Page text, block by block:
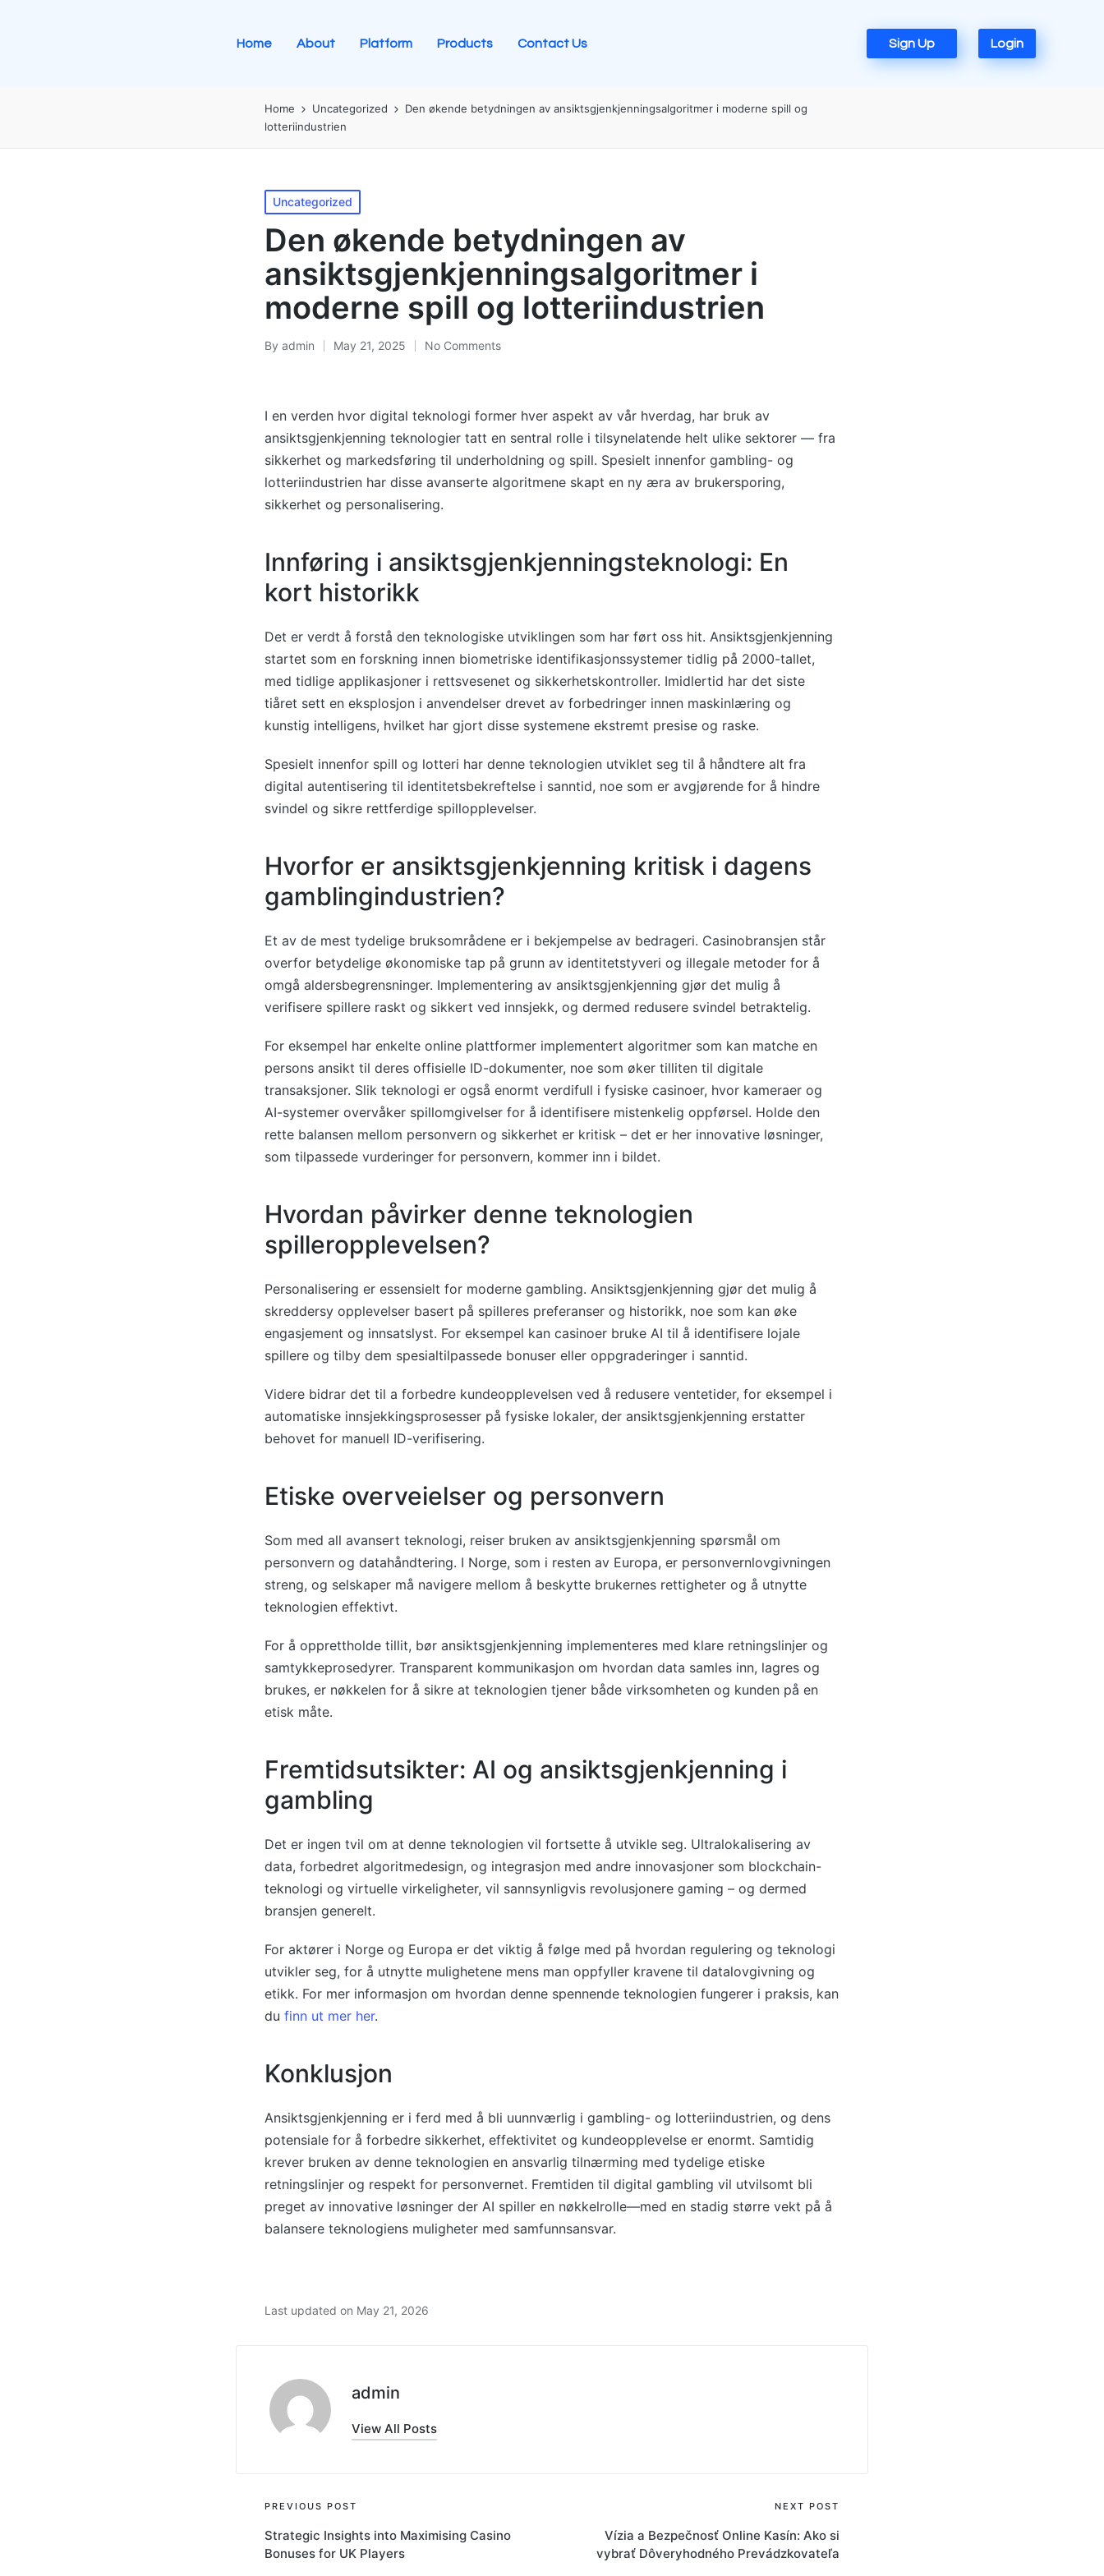
Home About Platform Products Contact Us Sign Up Login
Home Uncategorized
Den økende betydningen av ansiktsgjenkjenningsalgoritmer i moderne spill og
lotteriindustrien
Uncategorized
Den økende betydningen av
ansiktsgjenkjenningsalgoritmer i
moderne spill og lotteriindustrien
By admin May 21, 2025 No Comments
I en verden hvor digital teknologi former hver aspekt av vår hverdag, har bruk av
ansiktsgjenkjenning teknologier tatt en sentral rolle i tilsynelatende helt ulike sektorer — fra
sikkerhet og markedsføring til underholdning og spill. Spesielt innenfor gambling- og
lotteriindustrien har disse avanserte algoritmene skapt en ny æra av brukersporing,
sikkerhet og personalisering.
Innføring i ansiktsgjenkjenningsteknologi: En
kort historikk
Det er verdt å forstå den teknologiske utviklingen som har ført oss hit. Ansiktsgjenkjenning
startet som en forskning innen biometriske identifikasjonssystemer tidlig på 2000-tallet,
med tidlige applikasjoner i rettsvesenet og sikkerhetskontroller. Imidlertid har det siste
tiåret sett en eksplosjon i anvendelser drevet av forbedringer innen maskinlæring og
kunstig intelligens, hvilket har gjort disse systemene ekstremt presise og raske.
Spesielt innenfor spill og lotteri har denne teknologien utviklet seg til å håndtere alt fra
digital autentisering til identitetsbekreftelse i sanntid, noe som er avgjørende for å hindre
svindel og sikre rettferdige spillopplevelser.
Hvorfor er ansiktsgjenkjenning kritisk i dagens
gamblingindustrien?
Et av de mest tydelige bruksområdene er i bekjempelse av bedrageri. Casinobransjen står
overfor betydelige økonomiske tap på grunn av identitetstyveri og illegale metoder for å
omgå aldersbegrensninger. Implementering av ansiktsgjenkjenning gjør det mulig å
verifisere spillere raskt og sikkert ved innsjekk, og dermed redusere svindel betraktelig.
For eksempel har enkelte online plattformer implementert algoritmer som kan matche en
persons ansikt til deres offisielle ID-dokumenter, noe som øker tilliten til digitale
transaksjoner. Slik teknologi er også enormt verdifull i fysiske casinoer, hvor kameraer og
AI-systemer overvåker spillomgivelser for å identifisere mistenkelig oppførsel. Holde den
rette balansen mellom personvern og sikkerhet er kritisk – det er her innovative løsninger,
som tilpassede vurderinger for personvern, kommer inn i bildet.
Hvordan påvirker denne teknologien
spilleropplevelsen?
Personalisering er essensielt for moderne gambling. Ansiktsgjenkjenning gjør det mulig å
skreddersy opplevelser basert på spilleres preferanser og historikk, noe som kan øke
engasjement og innsatslyst. For eksempel kan casinoer bruke AI til å identifisere lojale
spillere og tilby dem spesialtilpassede bonuser eller oppgraderinger i sanntid.
Videre bidrar det til a forbedre kundeopplevelsen ved å redusere ventetider, for eksempel i
automatiske innsjekkingsprosesser på fysiske lokaler, der ansiktsgjenkjenning erstatter
behovet for manuell ID-verifisering.
Etiske overveielser og personvern
Som med all avansert teknologi, reiser bruken av ansiktsgjenkjenning spørsmål om
personvern og datahåndtering. I Norge, som i resten av Europa, er personvernlovgivningen
streng, og selskaper må navigere mellom å beskytte brukernes rettigheter og å utnytte
teknologien effektivt.
For å opprettholde tillit, bør ansiktsgjenkjenning implementeres med klare retningslinjer og
samtykkeprosedyrer. Transparent kommunikasjon om hvordan data samles inn, lagres og
brukes, er nøkkelen for å sikre at teknologien tjener både virksomheten og kunden på en
etisk måte.
Fremtidsutsikter: AI og ansiktsgjenkjenning i
gambling
Det er ingen tvil om at denne teknologien vil fortsette å utvikle seg. Ultralokalisering av
data, forbedret algoritmedesign, og integrasjon med andre innovasjoner som blockchain-
teknologi og virtuelle virkeligheter, vil sannsynligvis revolusjonere gaming – og dermed
bransjen generelt.
For aktører i Norge og Europa er det viktig å følge med på hvordan regulering og teknologi
utvikler seg, for å utnytte mulighetene mens man oppfyller kravene til datalovgivning og
etikk. For mer informasjon om hvordan denne spennende teknologien fungerer i praksis, kan
du finn ut mer her.
Konklusjon
Ansiktsgjenkjenning er i ferd med å bli uunnværlig i gambling- og lotteriindustrien, og dens
potensiale for å forbedre sikkerhet, effektivitet og kundeopplevelse er enormt. Samtidig
krever bruken av denne teknologien en ansvarlig tilnærming med tydelige etiske
retningslinjer og respekt for personvernet. Fremtiden til digital gambling vil utvilsomt bli
preget av innovative løsninger der AI spiller en nøkkelrolle—med en stadig større vekt på å
balansere teknologiens muligheter med samfunnsansvar.
Last updated on May 21, 2026
admin
View All Posts
PREVIOUS POST
Strategic Insights into Maximising Casino
Bonuses for UK Players
NEXT POST
Vízia a Bezpečnosť Online Kasín: Ako si
vybrať Dôveryhodného Prevádzkovateľa